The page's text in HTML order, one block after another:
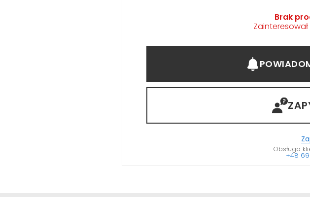
Brak
Obsługa
+48